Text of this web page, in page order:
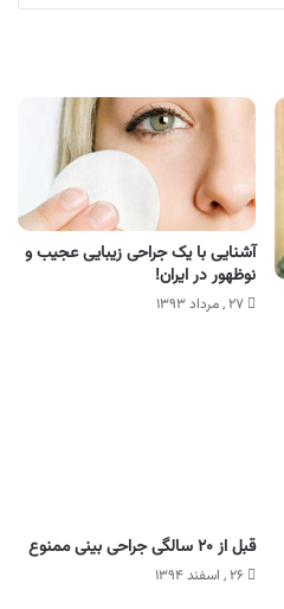
آشنایی با یک جراحی زیبایی عجیب و
نوظهور در ایران!
۲۷ , مرداد ۱۳۹۳
قبل از ۲۰ سالگی جراحی بینی ممنوع
۲۶ , اسفند ۱۳۹۴